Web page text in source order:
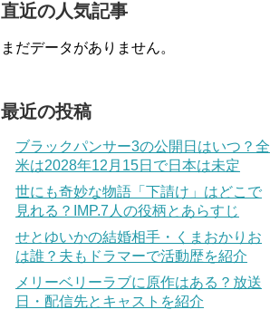
直近の人気記事
まだデータがありません。
最近の投稿
ブラックパンサー3の公開日はいつ？全
米は2028年12月15日で日本は未定
世にも奇妙な物語「下請け」はどこで
見れる？IMP.7人の役柄とあらすじ
せとゆいかの結婚相手・くまおかりお
は誰？夫もドラマーで活動歴を紹介
メリーベリーラブに原作はある？放送
日・配信先とキャストを紹介